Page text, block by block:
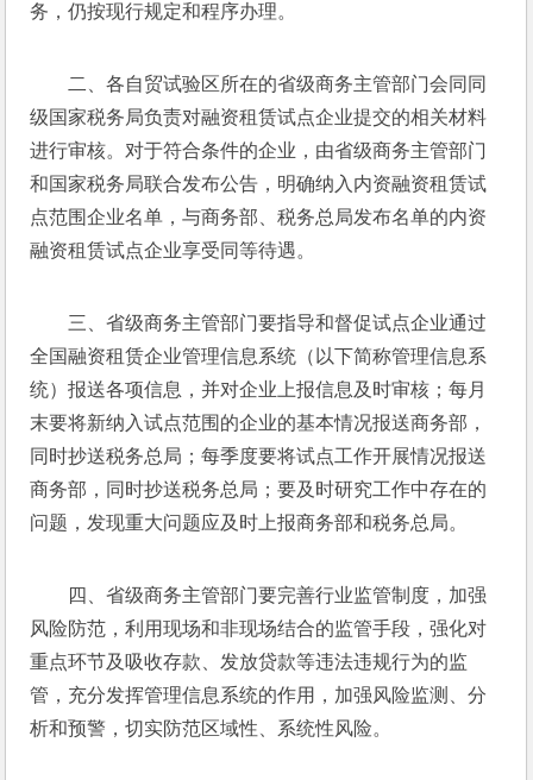
务，仍按现行规定和程序办理。
二、各自贸试验区所在的省级商务主管部门会同同
级国家税务局负责对融资租赁试点企业提交的相关材料
进行审核。对于符合条件的企业，由省级商务主管部门
和国家税务局联合发布公告，明确纳入内资融资租赁试
点范围企业名单，与商务部、税务总局发布名单的内资
融资租赁试点企业享受同等待遇。
三、省级商务主管部门要指导和督促试点企业通过
全国融资租赁企业管理信息系统（以下简称管理信息系
统）报送各项信息，并对企业上报信息及时审核；每月
末要将新纳入试点范围的企业的基本情况报送商务部，
同时抄送税务总局；每季度要将试点工作开展情况报送
商务部，同时抄送税务总局；要及时研究工作中存在的
问题，发现重大问题应及时上报商务部和税务总局。
四、省级商务主管部门要完善行业监管制度，加强
风险防范，利用现场和非现场结合的监管手段，强化对
重点环节及吸收存款、发放贷款等违法违规行为的监
管，充分发挥管理信息系统的作用，加强风险监测、分
析和预警，切实防范区域性、系统性风险。